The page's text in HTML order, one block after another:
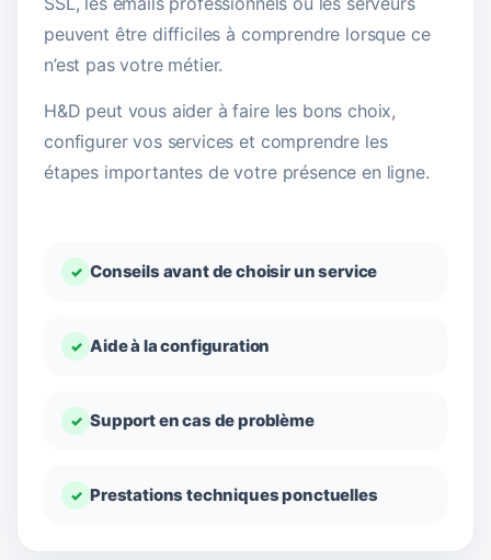
peuvent être difficiles à comprendre lorsque ce
n’est pas votre métier.
H&D peut vous aider à faire les bons choix,
configurer vos services et comprendre les
étapes importantes de votre présence en ligne.
✓ Conseils avant de choisir un service
✓ Aide à la configuration
✓ Support en cas de problème
✓ Prestations techniques ponctuelles